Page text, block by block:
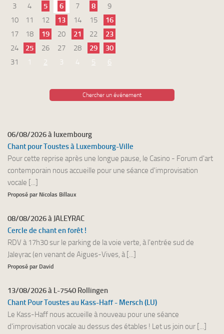
3
4 5 6 7 8
9
10
11 12 13 14 15
16
17
18 19 20 21 22
23
24
25 26 27 28 29
30
31
1 2 3 4 5 6
Chercher un événement
06/08/2026 à luxembourg
Chant pour Toustes à Luxembourg-Ville
Pour cette reprise après une longue pause, le Casino - Forum d'art
contemporain nous accueille pour une séance d'improvisation
vocale [...]
Proposé par Nicolas Billaux
08/08/2026 à JALEYRAC
Cercle de chant en forêt !
RDV à 17h30 sur le parking de la voie verte, à l'entrée sud de
Jaleyrac (en venant de Aigues-Vives, à [...]
Proposé par David
13/08/2026 à L-7540 Rollingen
Chant Pour Toustes au Kass-Haff - Mersch (LU)
Le Kass-Haff nous accueille à nouveau pour une séance
d'improvisation vocale au dessus des étables ! Let us join our [...]